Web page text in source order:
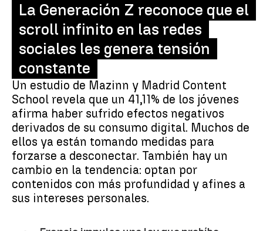
La Generación Z reconoce que el
scroll infinito en las redes
sociales les genera tensión
constante
Un estudio de Mazinn y Madrid Content
School revela que un 41,11% de los jóvenes
afirma haber sufrido efectos negativos
derivados de su consumo digital. Muchos de
ellos ya están tomando medidas para
forzarse a desconectar. También hay un
cambio en la tendencia: optan por
contenidos con más profundidad y afines a
sus intereses personales.